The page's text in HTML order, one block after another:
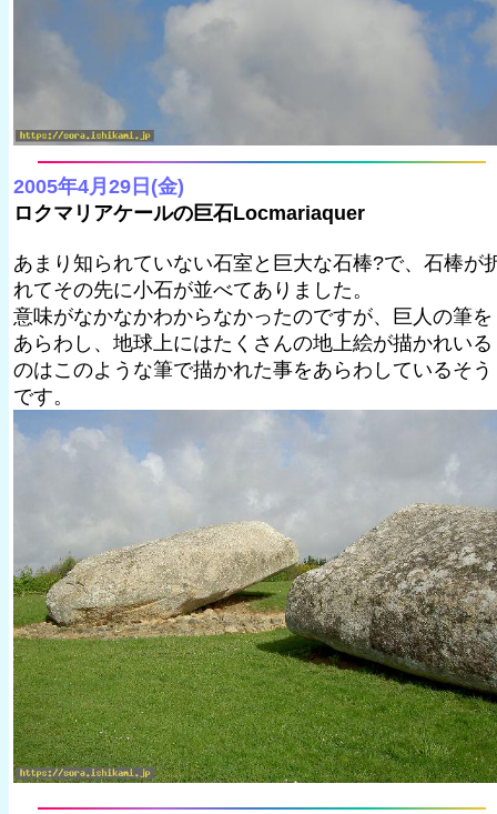
2005年4月29日(金)
ロクマリアケールの巨石Locmariaquer
あまり知られていない石室と巨大な石棒?で、石棒が
れてその先に小石が並べてありました。
意味がなかなかわからなかったのですが、巨人の筆を
あらわし、地球上にはたくさんの地上絵が描かれいる
のはこのような筆で描かれた事をあらわしているそう
です。